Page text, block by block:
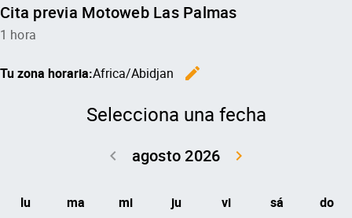
Cita previa Motoweb Las Palmas
1 hora
Tu zona horaria:Africa/Abidjan
edit
Selecciona una fecha
agosto 2026
keyboard_arrow_left
keyboard_arrow_right
lu ma mi ju vi sá do